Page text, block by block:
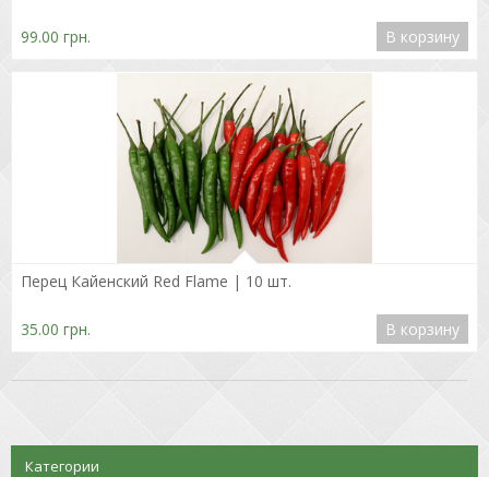
99.00 грн. В корзину
Подробнее
Перец Кайенский Red Flame | 10 шт.
35.00 грн. В корзину
Категории